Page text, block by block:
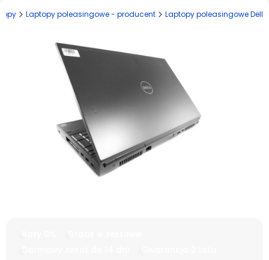
Laptopy poleasingowe - producent Laptopy poleasingowe Dell